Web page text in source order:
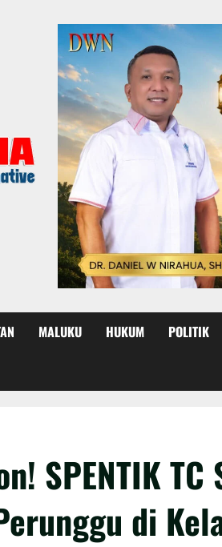
MALUKU HUKUM POLITIK
SPENTIK TC
di